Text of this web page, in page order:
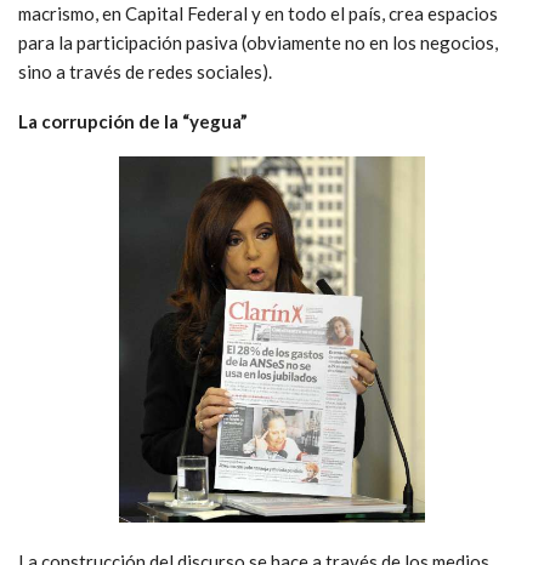
macrismo, en Capital Federal y en todo el país, crea espacios
para la participación pasiva (obviamente no en los negocios,
sino a través de redes sociales).
La corrupción de la “yegua”